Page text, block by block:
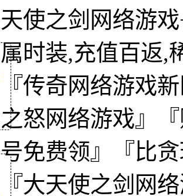
天使之剑网络游
属时装,充值百返,
『传奇网络游戏
之怒网络游戏』
号免费领』『比
『大天使之剑网